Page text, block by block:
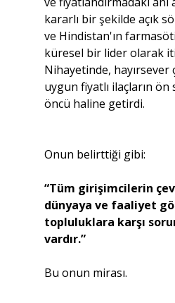
kararlı bir şekilde açık
ve Hindistan'ın
küresel bir lider olarak
Nihayetinde, hayırsever
uygun fiyatlı ilaçların ön
öncü haline getirdi.
Onun belirttiği gibi:
“Tüm girişimcilerin
dünyaya ve faaliyet
topluluklara karşı
vardır.”
Bu onun mirası.